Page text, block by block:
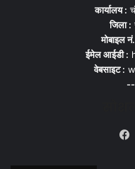
कार्यालय :
जिला :
मोबाइल
ईमेल आईडी :
वेबसाइट :